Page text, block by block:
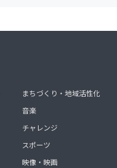
まちづくり・地域活性化
音楽
チャレンジ
スポーツ
映像・映画